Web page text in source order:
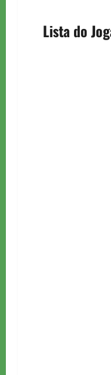
Lista do